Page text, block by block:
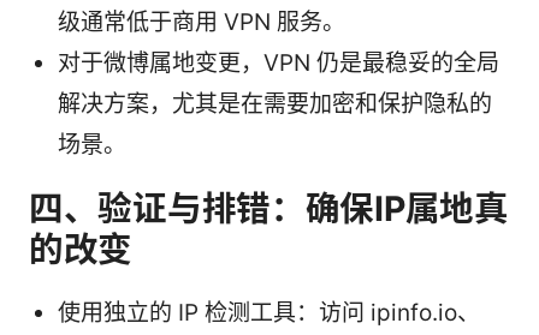
级通常低于商用 VPN 服务。
对于微博属地变更，VPN 仍是最稳妥的全局
解决方案，尤其是在需要加密和保护隐私的
场景。
四、验证与排错：确保IP属地真
的改变
使用独立的 IP 检测工具：访问 ipinfo.io、